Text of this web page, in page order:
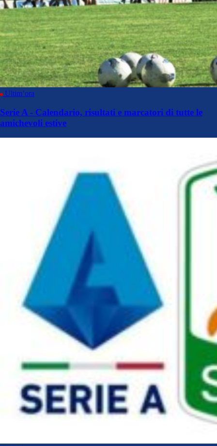
Ultim’ora
Serie A - Calendario, risultati e marcatori di tutte le
amichevoli estive